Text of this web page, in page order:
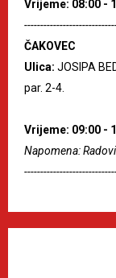
Vrijeme: 08:00 -
ČAKOVEC
Ulica: JOSIPA
par. 2-4.
Vrijeme: 09:00 -
Napomena: